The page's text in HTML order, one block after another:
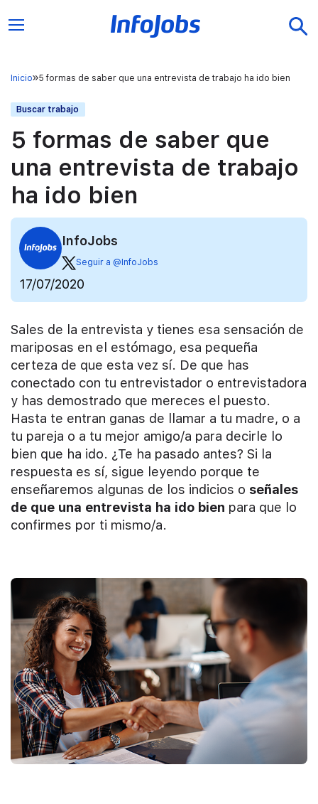
Inicio 5 formas de saber que una entrevista de trabajo ha ido bien
Buscar trabajo
5 formas de saber que
una entrevista de trabajo
ha ido bien
InfoJobs
Seguir a @InfoJobs
17/07/2020
Sales de la entrevista y tienes esa sensación de
mariposas en el estómago, esa pequeña
certeza de que esta vez sí. De que has
conectado con tu entrevistador o entrevistadora
y has demostrado que mereces el puesto.
Hasta te entran ganas de llamar a tu madre, o a
tu pareja o a tu mejor amigo/a para decirle lo
bien que ha ido. ¿Te ha pasado antes? Si la
respuesta es sí, sigue leyendo porque te
enseñaremos algunas de los indicios o señales
de que una entrevista ha ido bien para que lo
confirmes por ti mismo/a.